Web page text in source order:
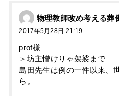
物理教師改め考える葬
2017年5月28日 21:19
prof様
＞坊主憎けりゃ袈裟まで
島田先生は例の一件以来、
ら。